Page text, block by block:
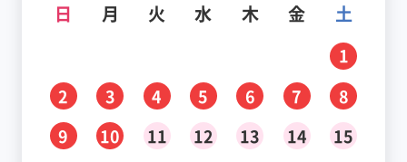
日 月 火 水 木 金 土
1
2
3 4 5 6 7
8
9
10 11 12 13 14
15